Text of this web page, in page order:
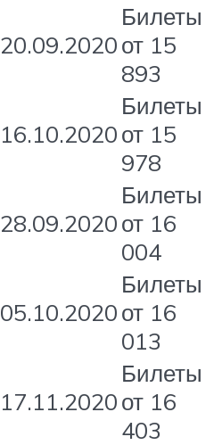
20.09.2020
Билеты
от 15
893
16.10.2020
Билеты
от 15
978
28.09.2020
Билеты
от 16
004
05.10.2020
Билеты
от 16
013
17.11.2020
Билеты
от 16
403